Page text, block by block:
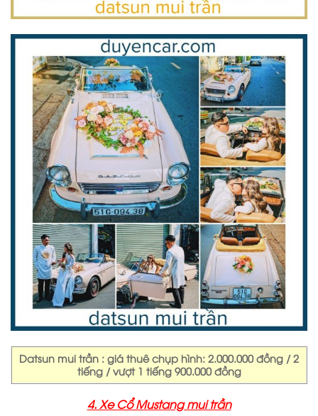
Datsun mui trần : giá thuê chụp hình: 2.000.000 đồng / 2
tiếng / vượt 1 tiếng 900.000 đồng
4. Xe Cổ Mustang mui trần